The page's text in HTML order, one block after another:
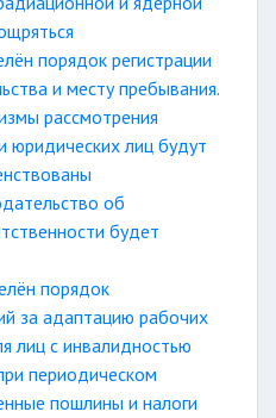
порядок регистрации
и месту пребывания.
рассмотрения
юридических лиц будут
об
будет
порядок
за адаптацию рабочих
лиц с инвалидностью
периодическом
пошлины и налоги